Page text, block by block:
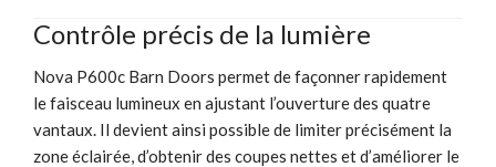
Contrôle précis de la lumière
Nova P600c Barn Doors permet de façonner rapidement
le faisceau lumineux en ajustant l’ouverture des quatre
vantaux. Il devient ainsi possible de limiter précisément la
zone éclairée, d’obtenir des coupes nettes et d’améliorer le